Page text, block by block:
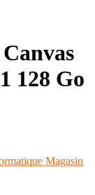
128 Go
Magasin